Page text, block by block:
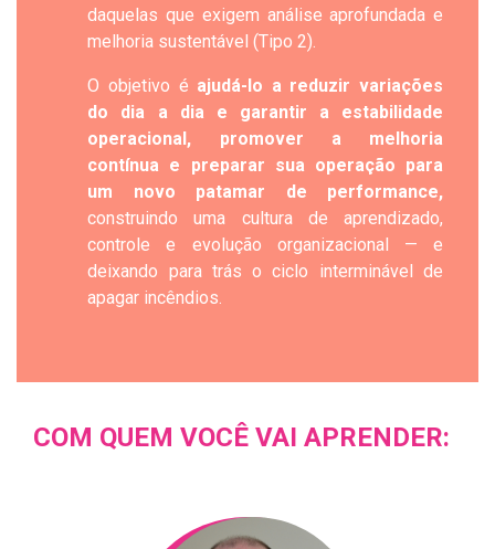
daquelas que exigem análise aprofundada e
melhoria sustentável (Tipo 2).
O objetivo é ajudá-lo a reduzir variações
do dia a dia e garantir a estabilidade
operacional, promover a melhoria
contínua e preparar sua operação para
um novo patamar de performance,
construindo uma cultura de aprendizado,
controle e evolução organizacional — e
deixando para trás o ciclo interminável de
apagar incêndios.
COM QUEM VOCÊ VAI APRENDER: